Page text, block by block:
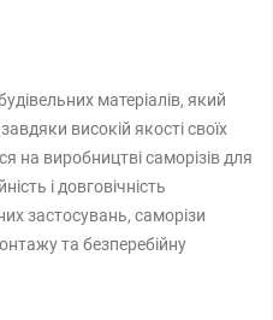
матеріалів, який
високій якості своїх
на виробництві саморізів для
і довговічність
застосувань, саморізи
та безперебійну